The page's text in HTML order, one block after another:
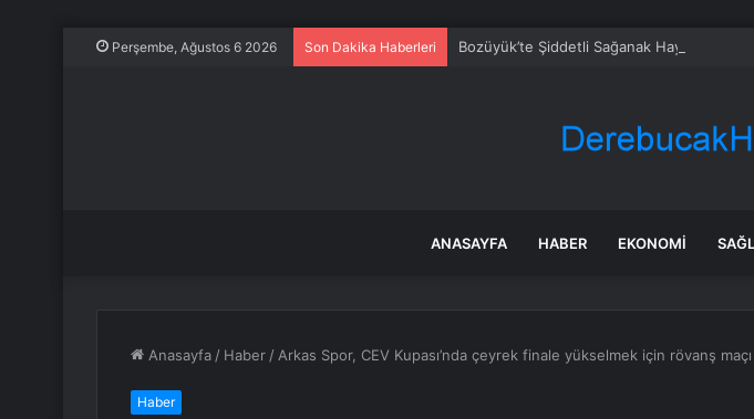
Perşembe, Ağustos 6 2026 Son Dakika Haberleri Bozüyük’te Şiddetli Sağanak Hayatı
ANASAYFA HABER EKONOMI
Anasayfa / Haber / Arkas Spor, CEV Kupası’nda çeyrek finale yükselmek için rövanş
Haber